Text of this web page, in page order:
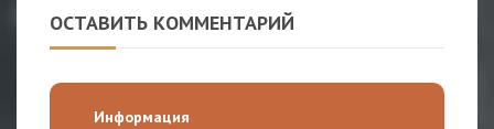
ОСТАВИТЬ КОММЕНТАРИЙ
Информация